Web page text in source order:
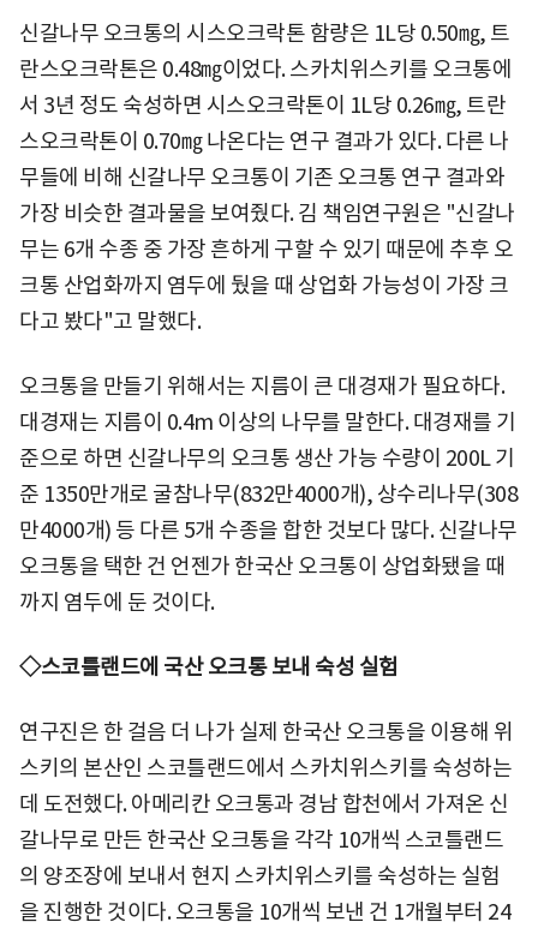
신갈나무 오크통의 시스오크락톤 함량은 1L당 0.50㎎, 트
란스오크락톤은 0.48㎎이었다. 스카치위스키를 오크통에
서 3년 정도 숙성하면 시스오크락톤이 1L당 0.26㎎, 트란
스오크락톤이 0.70㎎ 나온다는 연구 결과가 있다. 다른 나
무들에 비해 신갈나무 오크통이 기존 오크통 연구 결과와
가장 비슷한 결과물을 보여줬다. 김 책임연구원은 "신갈나
무는 6개 수종 중 가장 흔하게 구할 수 있기 때문에 추후 오
크통 산업화까지 염두에 뒀을 때 상업화 가능성이 가장 크
다고 봤다"고 말했다.
오크통을 만들기 위해서는 지름이 큰 대경재가 필요하다.
대경재는 지름이 0.4m 이상의 나무를 말한다. 대경재를 기
준으로 하면 신갈나무의 오크통 생산 가능 수량이 200L 기
준 1350만개로 굴참나무(832만4000개), 상수리나무(308
만4000개) 등 다른 5개 수종을 합한 것보다 많다. 신갈나무
오크통을 택한 건 언젠가 한국산 오크통이 상업화됐을 때
까지 염두에 둔 것이다.
◇스코틀랜드에 국산 오크통 보내 숙성 실험
연구진은 한 걸음 더 나가 실제 한국산 오크통을 이용해 위
스키의 본산인 스코틀랜드에서 스카치위스키를 숙성하는
데 도전했다. 아메리칸 오크통과 경남 합천에서 가져온 신
갈나무로 만든 한국산 오크통을 각각 10개씩 스코틀랜드
의 양조장에 보내서 현지 스카치위스키를 숙성하는 실험
을 진행한 것이다. 오크통을 10개씩 보낸 건 1개월부터 24